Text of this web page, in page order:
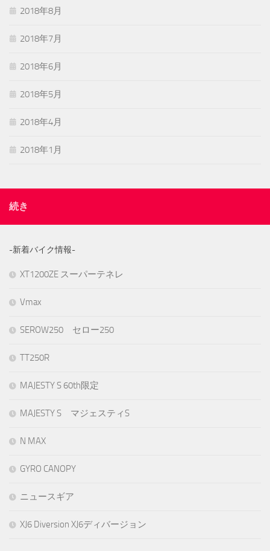
2018年8月
2018年7月
2018年6月
2018年5月
2018年4月
2018年1月
続き
-新着バイク情報-
XT1200ZE スーパーテネレ
Vmax
SEROW250 セロー250
TT250R
MAJESTY S 60th限定
MAJESTY S マジェスティS
N MAX
GYRO CANOPY
ニュースギア
XJ6 Diversion XJ6ディバージョン